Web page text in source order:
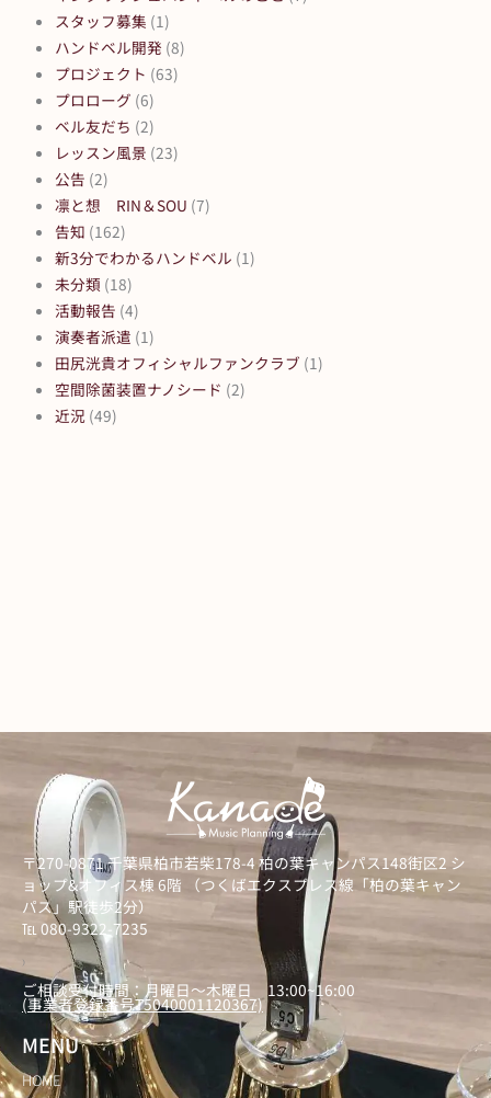
スタッフ募集 (1)
ハンドベル開発 (8)
プロジェクト (63)
プロローグ (6)
ベル友だち (2)
レッスン風景 (23)
公告 (2)
凛と想 RIN＆SOU (7)
告知 (162)
新3分でわかるハンドベル (1)
未分類 (18)
活動報告 (4)
演奏者派遣 (1)
田尻洸貴オフィシャルファンクラブ (1)
空間除菌装置ナノシード (2)
近況 (49)
〒270-0871 千葉県柏市若柴178-4 柏の葉キャンパス148街区2 シ
ョップ&オフィス棟 6階 （つくばエクスプレス線「柏の葉キャン
パス」駅徒歩2分）
℡ 080-9322-7235
）
ご相談受付時間：月曜日～木曜日 13:00~16:00
(事業者登録番号T5040001120367)
MENU
HOME